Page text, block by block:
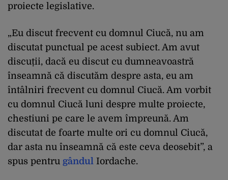
proiecte legislative.
„Eu discut frecvent cu domnul Ciucă, nu am
discutat punctual pe acest subiect. Am avut
discuții, dacă eu discut cu dumneavoastră
înseamnă că discutăm despre asta, eu am
întâlniri frecvent cu domnul Ciucă. Am vorbit
cu domnul Ciucă luni despre multe proiecte,
chestiuni pe care le avem împreună. Am
discutat de foarte multe ori cu domnul Ciucă,
dar asta nu înseamnă că este ceva deosebit”, a
spus pentru gândul Iordache.